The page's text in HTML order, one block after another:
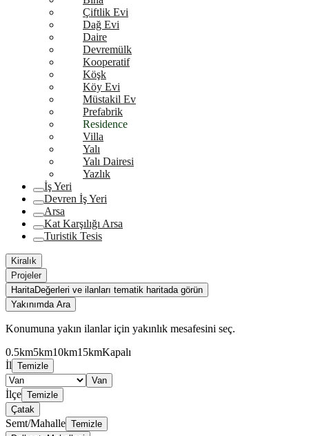
Çiftlik Evi
Dağ Evi
Daire
Devremülk
Kooperatif
Köşk
Köy Evi
Müstakil Ev
Prefabrik
Residence
Villa
Yalı
Yalı Dairesi
Yazlık
İş Yeri
Devren İş Yeri
Arsa
Kat Karşılığı Arsa
Turistik Tesis
Kiralık
Projeler
HaritaDeğerleri ve ilanları tematik haritada görün
Yakınımda Ara
Konumuna yakın ilanlar için yakınlık mesafesini seç.
0.5km5km10km15kmKapalı
İl Temizle
Van
İlçe Temizle
Çatak
Semt/Mahalle Temizle